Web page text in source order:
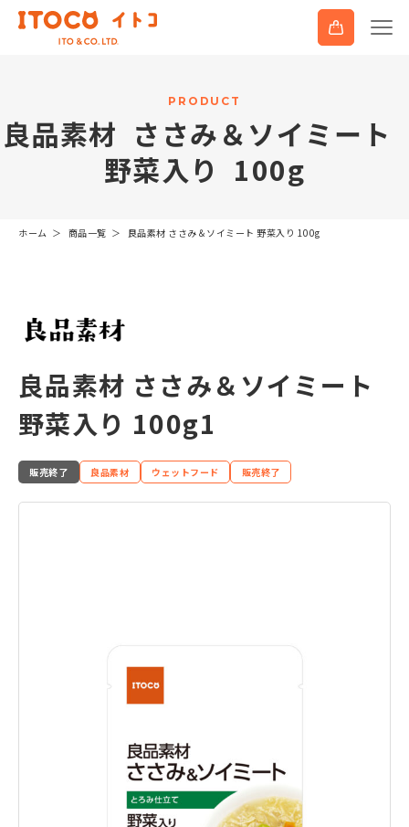
P R O D U C T
良品素材 さ さみ＆ソイミ ー ト
野菜入り 100g
ホーム 商品一覧 良品素材 ささみ＆ソイミート 野菜入り 100g
良品素材 ささみ＆ソイミート
野菜入り 100g1
販売終了 良品素材 ウェットフード 販売終了